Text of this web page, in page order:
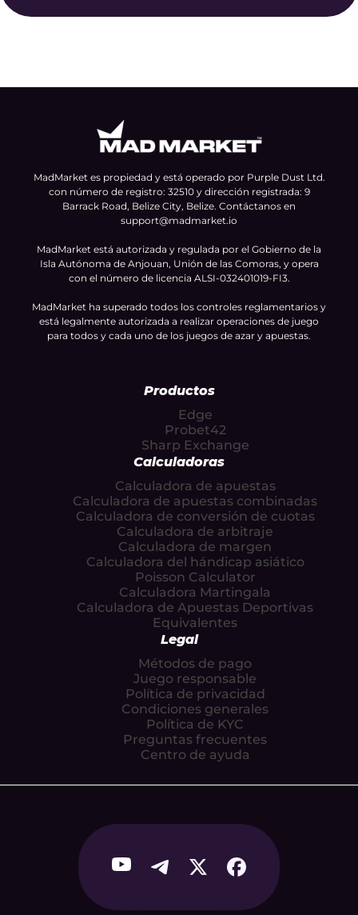
MadMarket es propiedad y está operado por Purple Dust Ltd.
con número de registro: 32510 y dirección registrada: 9
Barrack Road, Belize City, Belize. Contáctanos en
support@madmarket.io
MadMarket está autorizada y regulada por el Gobierno de la
Isla Autónoma de Anjouan, Unión de las Comoras, y opera
con el número de licencia ALSI-032401019-FI3.
MadMarket ha superado todos los controles reglamentarios y
está legalmente autorizada a realizar operaciones de juego
para todos y cada uno de los juegos de azar y apuestas.
Productos
Edge
Probet42
Sharp Exchange
Calculadoras
Calculadora de apuestas
Calculadora de apuestas combinadas
Calculadora de conversión de cuotas
Calculadora de arbitraje
Calculadora de margen
Calculadora del hándicap asiático
Poisson Calculator
Calculadora Martingala
Calculadora de Apuestas Deportivas
Equivalentes
Legal
Métodos de pago
Juego responsable
Política de privacidad
Condiciones generales
Política de KYC
Preguntas frecuentes
Centro de ayuda